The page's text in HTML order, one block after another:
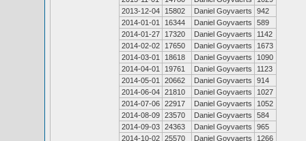
2013-12-04
15802 Daniel Goyvaerts
942
2014-01-01
16344 Daniel Goyvaerts
589
2014-01-27
17320 Daniel Goyvaerts
1142
2014-02-02
17650 Daniel Goyvaerts
1673
2014-03-01
18618 Daniel Goyvaerts
1090
2014-04-01
19761 Daniel Goyvaerts
1123
2014-05-01
20662 Daniel Goyvaerts
914
2014-06-04 21810 Daniel Goyvaerts
1027
2014-07-06 22917 Daniel Goyvaerts
1052
2014-08-09 23570 Daniel Goyvaerts
584
2014-09-03 24363 Daniel Goyvaerts
965
2014-10-02 25570 Daniel Goyvaerts
1266